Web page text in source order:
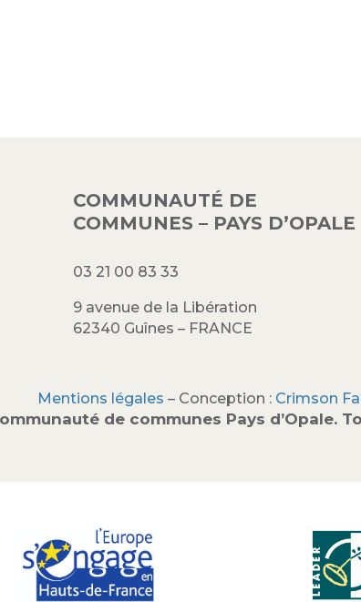
COMMUNAUTÉ DE
COMMUNES – PAYS D’OPALE
03 21 00 83 33
9 avenue de la Libération
62340 Guînes – FRANCE
Mentions légales – Conception : Crimson
de communes Pays d’Opale.